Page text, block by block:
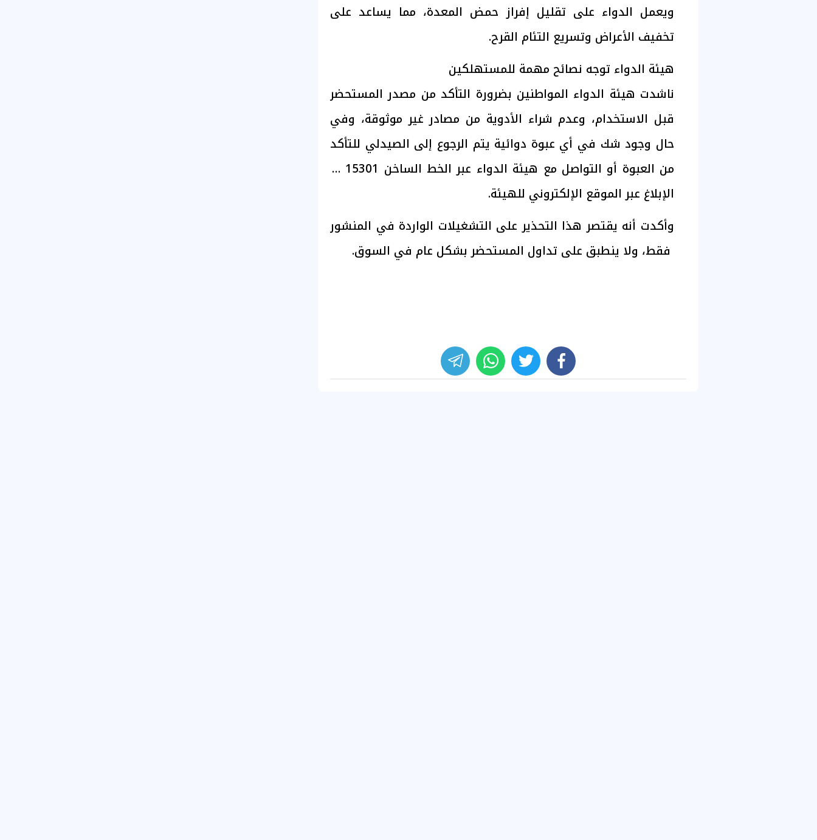
ويعمل الدواء على تقليل إفراز حمض المعدة، مما يساعد على
تخفيف الأعراض وتسريع التئام القرح.
هيئة الدواء توجه نصائح مهمة للمستهلكين
ناشدت هيئة الدواء المواطنين بضرورة التأكد من مصدر المستحضر
قبل الاستخدام، وعدم شراء الأدوية من مصادر غير موثوقة، وفي
حال وجود شك في أي عبوة دوائية يتم الرجوع إلى الصيدلي للتأكد
من العبوة أو التواصل مع هيئة الدواء عبر الخط الساخن 15301 أو
الإبلاغ عبر الموقع الإلكتروني للهيئة.
وأكدت أنه يقتصر هذا التحذير على التشغيلات الواردة في المنشور
فقط، ولا ينطبق على تداول المستحضر بشكل عام في السوق.